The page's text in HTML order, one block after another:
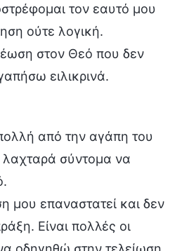
τον εαυτό μου
ούτε λογική.
στον Θεό που δεν
ειλικρινά.
από την αγάπη του
σύντομα να
επαναστατεί και δεν
Είναι πολλές οι